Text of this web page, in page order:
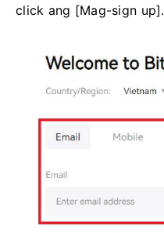
click ang [Mag-sign up].